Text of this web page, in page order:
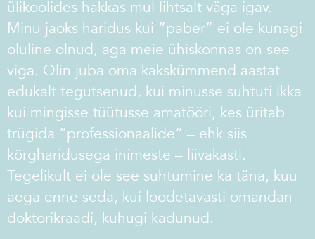
ülikoolides hakkas mul lihtsalt väga igav.
Minu jaoks haridus kui ”paber” ei ole kunagi
oluline olnud, aga meie ühiskonnas on see
viga. Olin juba oma kakskümmend aastat
edukalt tegutsenud, kui minusse suhtuti ikka
kui mingisse tüütusse amatööri, kes üritab
trügida ”professionaalide” – ehk siis
kõrgharidusega inimeste – liivakasti.
Tegelikult ei ole see suhtumine ka täna, kuu
aega enne seda, kui loodetavasti omandan
doktorikraadi, kuhugi kadunud.